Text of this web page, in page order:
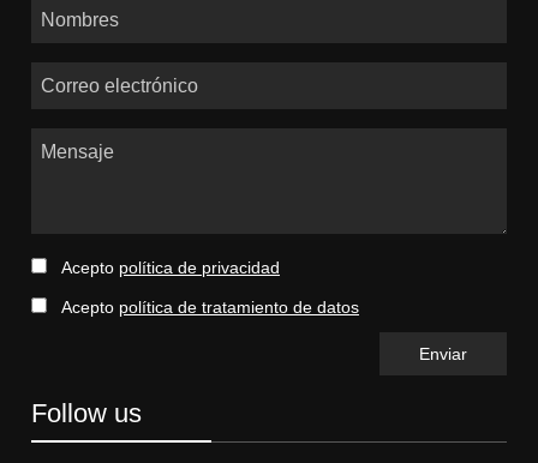
Nombres
Correo electrónico
Mensaje
Acepto política de privacidad
Acepto política de tratamiento de datos
Follow us